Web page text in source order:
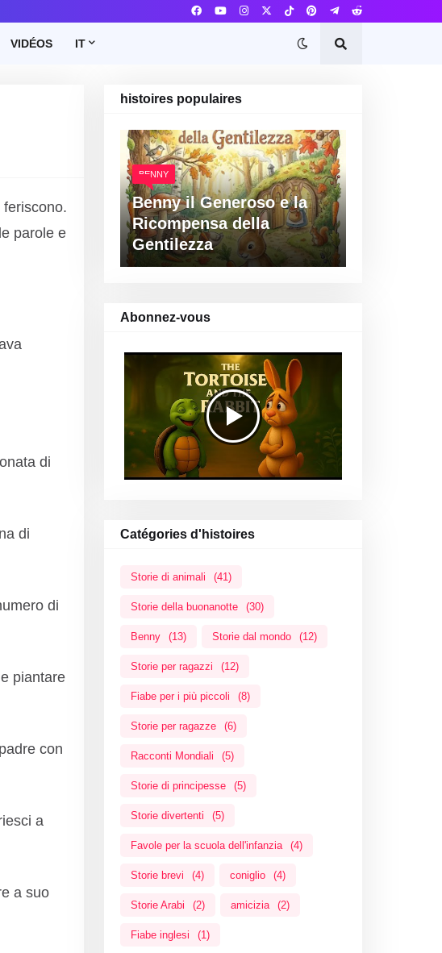
VIDÉOS IT
parole e
di
di
di
piantare
con
a
a suo
histoires populaires
BENNY
Benny il Generoso e la
Ricompensa della
Gentilezza
Abonnez-vous
Catégories d'histoires
Storie di animali (41)
Storie della buonanotte (30)
Benny (13) Storie dal mondo (12)
Storie per ragazzi (12)
Fiabe per i più piccoli (8)
Storie per ragazze (6)
Racconti Mondiali (5)
Storie di principesse (5)
Storie divertenti (5)
Favole per la scuola dell'infanzia (4)
Storie brevi (4) coniglio (4)
Storie Arabi (2) amicizia (2)
Fiabe inglesi (1)